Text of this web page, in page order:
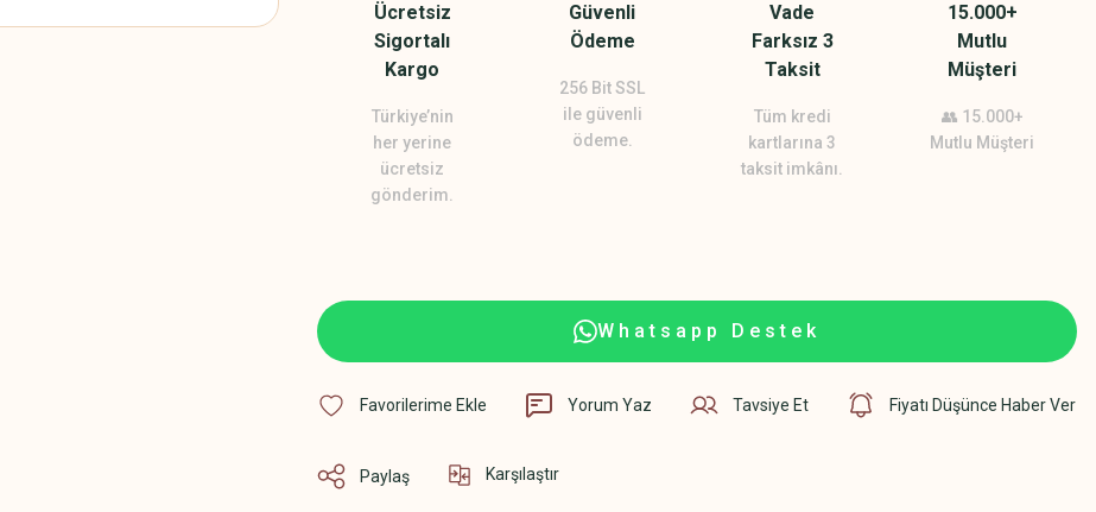
Ücretsiz
Sigortalı
Kargo
Türkiye’nin
her yerine
ücretsiz
gönderim.
Güvenli
Ödeme
256 Bit SSL
ile güvenli
ödeme.
Vade
Farksız 3
Taksit
Tüm kredi
kartlarına 3
taksit imkânı.
15.000+
Mutlu
Müşteri
👥 15.000+
Mutlu Müşteri
Whatsapp Destek
Yorum Yaz Tavsiye Et Fiyatı Düşünce Haber Ver
Paylaş Karşılaştır